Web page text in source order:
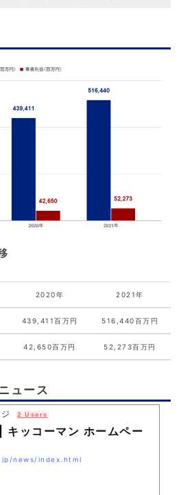
2020年 2021年
439,411百万円 516,440百万円
42,650百万円 52,273百万円
ュース
2 Users
キッコーマン ホームペー
news/index.html